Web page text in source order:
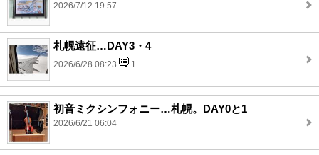
2026/7/12 19:57
札幌遠征…DAY3・4
2026/6/28 08:23 1
初音ミクシンフォニー…札幌。DAY0と1
2026/6/21 06:04